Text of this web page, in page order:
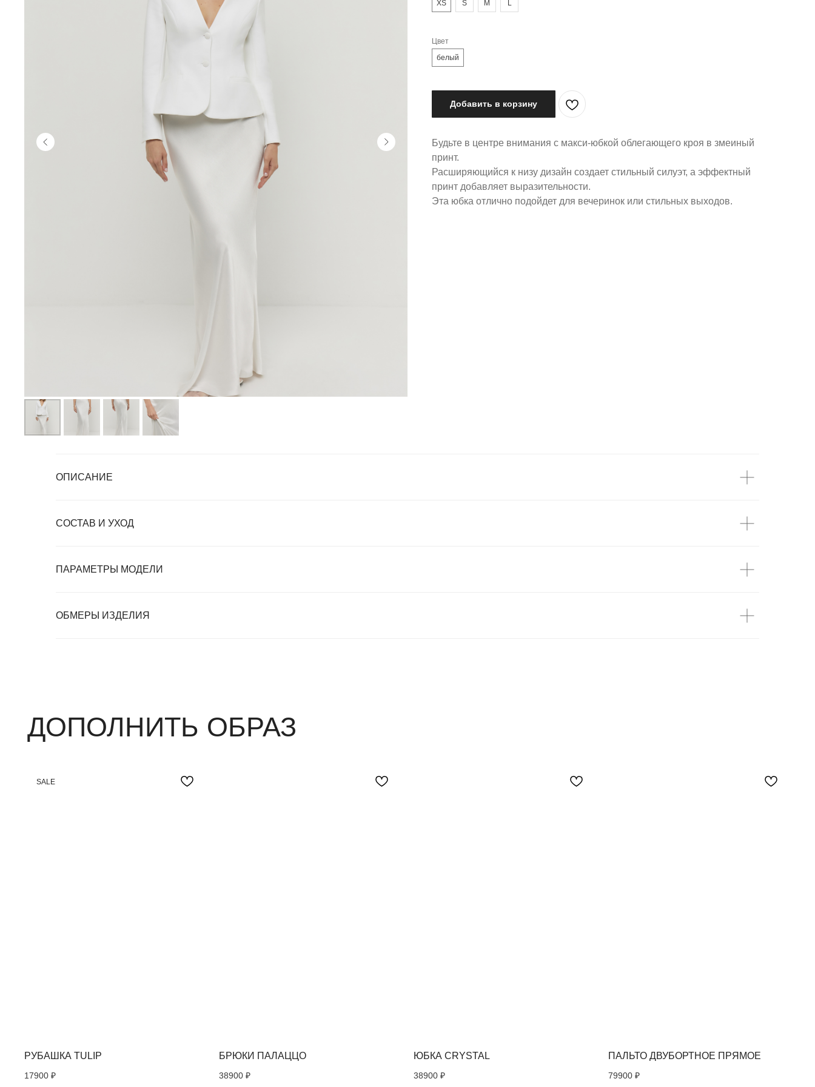
XS S M L
Цвет
белый
Добавить в корзину
Будьте в центре внимания с макси-юбкой облегающего кроя в змеиный
принт.
Расширяющийся к низу дизайн создает стильный силуэт, а эффектный
принт добавляет выразительности.
Эта юбка отлично подойдет для вечеринок или стильных выходов.
ОПИСАНИЕ
СОСТАВ И УХОД
ПАРАМЕТРЫ МОДЕЛИ
ОБМЕРЫ ИЗДЕЛИЯ
SALE
РУБАШКА TULIP
17900 ₽
БРЮКИ ПАЛАЦЦО
38900 ₽
ЮБКА CRYSTAL
38900 ₽
ПАЛЬТО ДВУБОРТНОЕ ПРЯМОЕ
79900 ₽